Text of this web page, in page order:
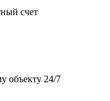
счет
объекту 24/7